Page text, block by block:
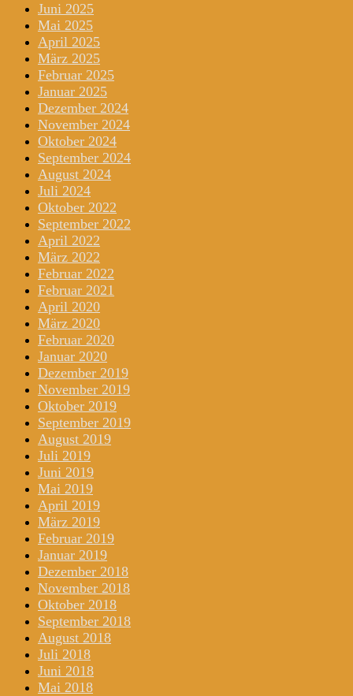
Juni 2025
Mai 2025
April 2025
März 2025
Februar 2025
Januar 2025
Dezember 2024
November 2024
Oktober 2024
September 2024
August 2024
Juli 2024
Oktober 2022
September 2022
April 2022
März 2022
Februar 2022
Februar 2021
April 2020
März 2020
Februar 2020
Januar 2020
Dezember 2019
November 2019
Oktober 2019
September 2019
August 2019
Juli 2019
Juni 2019
Mai 2019
April 2019
März 2019
Februar 2019
Januar 2019
Dezember 2018
November 2018
Oktober 2018
September 2018
August 2018
Juli 2018
Juni 2018
Mai 2018